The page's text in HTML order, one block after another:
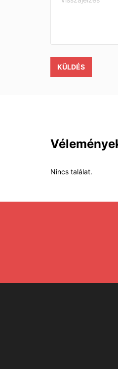
KÜLDÉS
Nincs találat.